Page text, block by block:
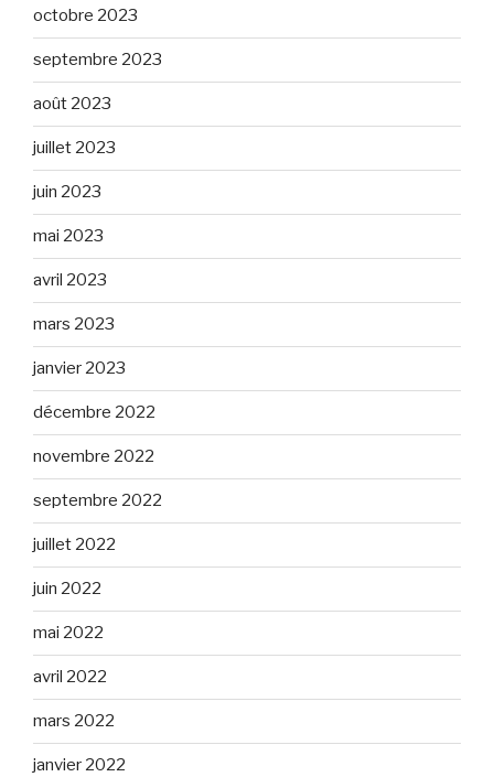
octobre 2023
septembre 2023
août 2023
juillet 2023
juin 2023
mai 2023
avril 2023
mars 2023
janvier 2023
décembre 2022
novembre 2022
septembre 2022
juillet 2022
juin 2022
mai 2022
avril 2022
mars 2022
janvier 2022